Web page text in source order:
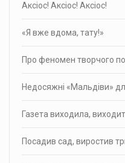
Аксіос! Аксіос! Аксіос!
«Я вже вдома, тату!»
Про фено­мен твор­чого
Недосяжні «Мальдіви»
Газета виходила,
Посадив сад, виростив